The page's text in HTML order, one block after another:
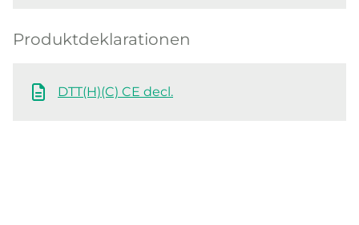
Produktdeklarationen
DTT(H)(C) CE decl.